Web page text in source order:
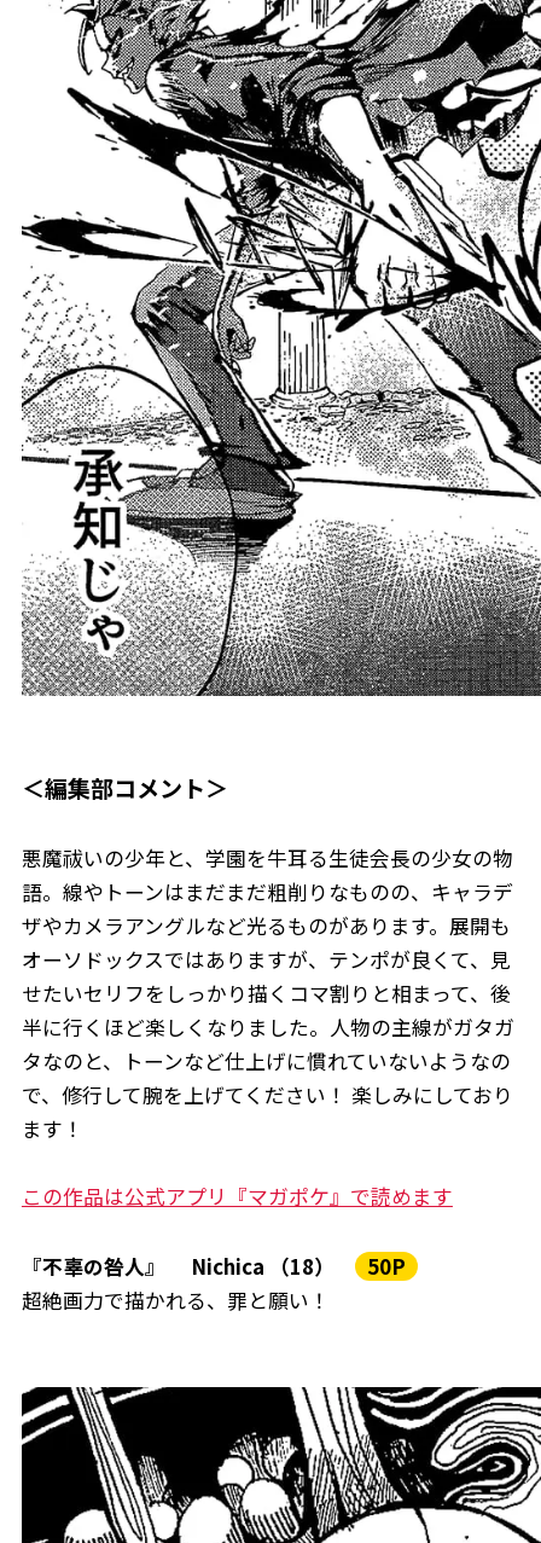
＜編集部コメント＞
悪魔祓いの少年と、学園を牛耳る生徒会長の少女の物
語。線やトーンはまだまだ粗削りなものの、キャラデ
ザやカメラアングルなど光るものがあります。展開も
オーソドックスではありますが、テンポが良くて、見
せたいセリフをしっかり描くコマ割りと相まって、後
半に行くほど楽しくなりました。人物の主線がガタガ
タなのと、トーンなど仕上げに慣れていないようなの
で、修行して腕を上げてください！ 楽しみにしており
ます！
この作品は公式アプリ『マガポケ』で読めます
『不辜の咎人』 Nichica （18）
50P
超絶画力で描かれる、罪と願い！